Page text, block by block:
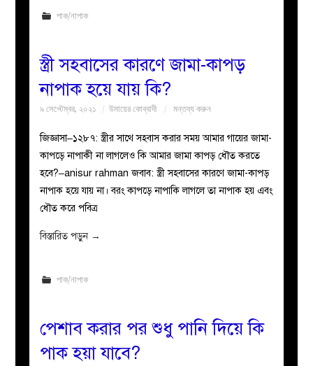
পাক/নাপাক
স্ত্রী সহবাসের কারণে জামা-কাপড়
নাপাক হয়ে যায় কি?
৯ সেপ্টেম্বর, ২০২১ উমায়ের কোব্বাদী মন্তব্য করুন
জিজ্ঞাসা–১২৮৭: স্ত্রীর সাথে সহবাস করার সময় আমার গায়ের জামা-
কাপড়ে নাপাকী না লাগলেও কি আমার জামা কাপড় ধৌত করতে
হবে?–anisur rahman জবাব: স্ত্রী সহবাসের কারণে জামা-কাপড়
নাপাক হয়ে যায় না। বরং কাপড়ে নাপাকি লাগলে তা নাপাক হয় এবং
ধৌত করে পবিত্র
বিস্তারিত পড়ুন →
পাক/নাপাক
পেশাব করার পর শুধু পানি দিয়ে কি
পাক হয়া যাবে?